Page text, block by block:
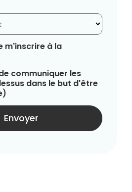
m'inscrire à la
communiquer les
dans le but d'être